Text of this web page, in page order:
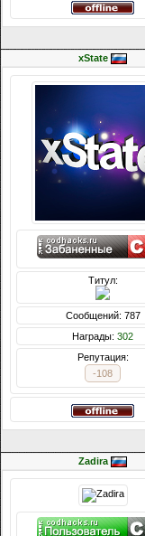
xState
Титул:
Сообщений: 787
Награды: 302
Репутация:
-108
Zadira